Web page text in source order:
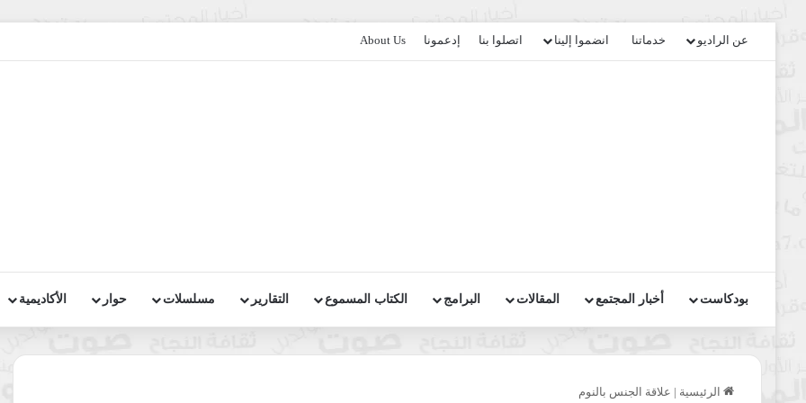
عن الراديو خدماتنا انضموا إلينا اتصلوا بنا إدعمونا About Us
بودكاست أخبار المجتمع المقالات البرامج الكتاب المسموع التقارير مسلسلات حوار الأكاديمية
الرئيسية | علاقة الجنس بالنوم